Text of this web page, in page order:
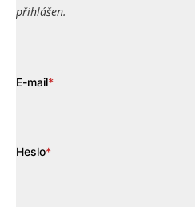
přihlášen.
E-mail*
Heslo*